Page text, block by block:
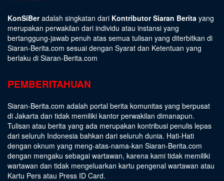
KonSiBeradalah singkatan dari Kontributor Siaran Berita yang
merupakan perwakilan dari individu atau instansi yang
bertanggung-jawab penuh atas semua tulisan yang diterbitkan di
Siaran-Berita.com sesuai dengan Syarat dan Ketentuan yang
berlaku di Siaran-Berita.com
PEMBERITAHUAN
Siaran-Berita.com adalah portal berita komunitas yang berpusat
di Jakarta dan tidak memiliki kantor perwakilan dimanapun.
Tulisan atau berita yang ada merupakan kontribusi penulis lepas
dari seluruh Indonesia bahkan dari seluruh dunia. Hati-Hati
dengan oknum yang meng-atas-nama-kan Siaran-Berita.com
dengan mengaku sebagai wartawan, karena kami tidak memiliki
wartawan dan tidak mengeluarkan kartu pengenal wartawan atau
Kartu Pers atau Press ID Card.